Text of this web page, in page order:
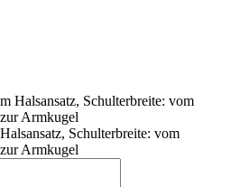
Schulterbreite: vom
Armkugel